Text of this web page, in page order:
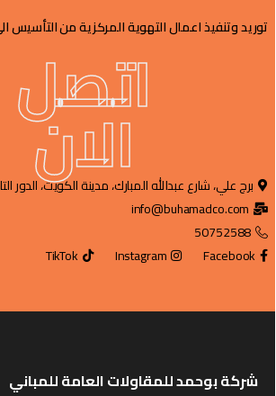
توريد وتنفيذ اعمال التهوية المركزية من التأسيس
اتصل
الان
برج علي، شارع عبدالله المبارك، مدينة الكويت، الدور
info@buhamadco.com
50752588
Facebook
Instagram
TikTok
شركة بوحمد للمقاولات العامة للمباني